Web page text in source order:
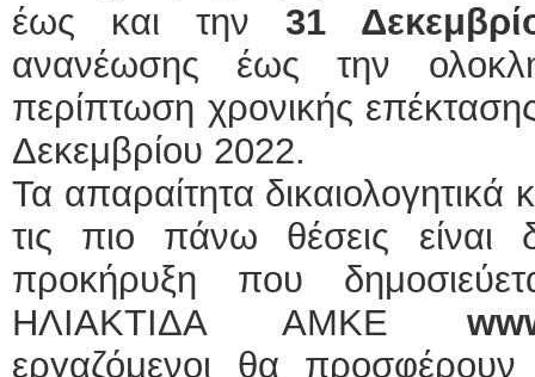
έως και την 31
ανανέωσης έως την
περίπτωση χρονικής
Δεκεμβρίου 2022.
Τα απαραίτητα
τις πιο πάνω θέσεις είναι
προκήρυξη που
ΗΛΙΑΚΤΙΔΑ ΑΜΚΕ
εργαζόμενοι θα